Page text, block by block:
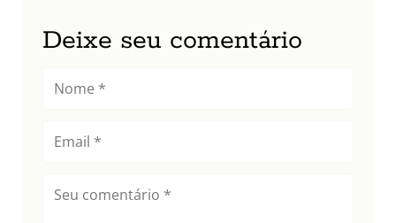
Deixe seu comentário